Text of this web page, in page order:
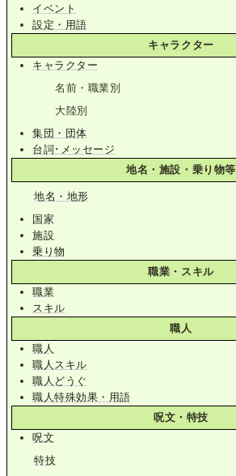
イベント
設定・用語
キャラクター
キャラクター
名前・職業別
大陸別
集団・団体
台詞･メッセージ
地名・施設・乗り物等
地名・地形
国家
施設
乗り物
職業・スキル
職業
スキル
職人
職人
職人スキル
職人どうぐ
職人特殊効果・用語
呪文・特技
呪文
特技